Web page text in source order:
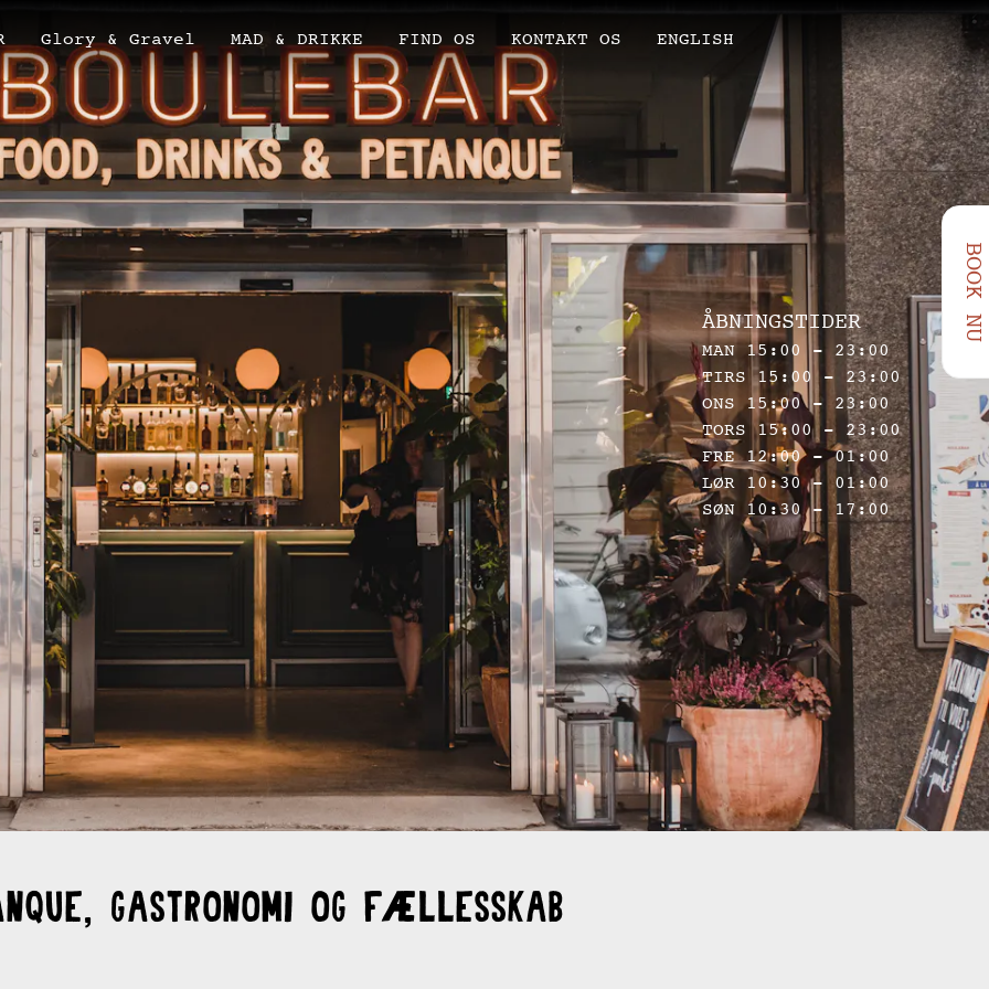
Glory & Gravel MAD & DRIKKE FIND OS KONTAKT OS ENGLISH
ÅBNINGSTIDER
MAN 15:00 - 23:00
TIRS 15:00 - 23:00
ONS 15:00 - 23:00
TORS 15:00 - 23:00
FRE 12:00 - 01:00
LØR 10:30 - 01:00
SØN 10:30 - 17:00
gastronomi og fællesskab
BOOK NU